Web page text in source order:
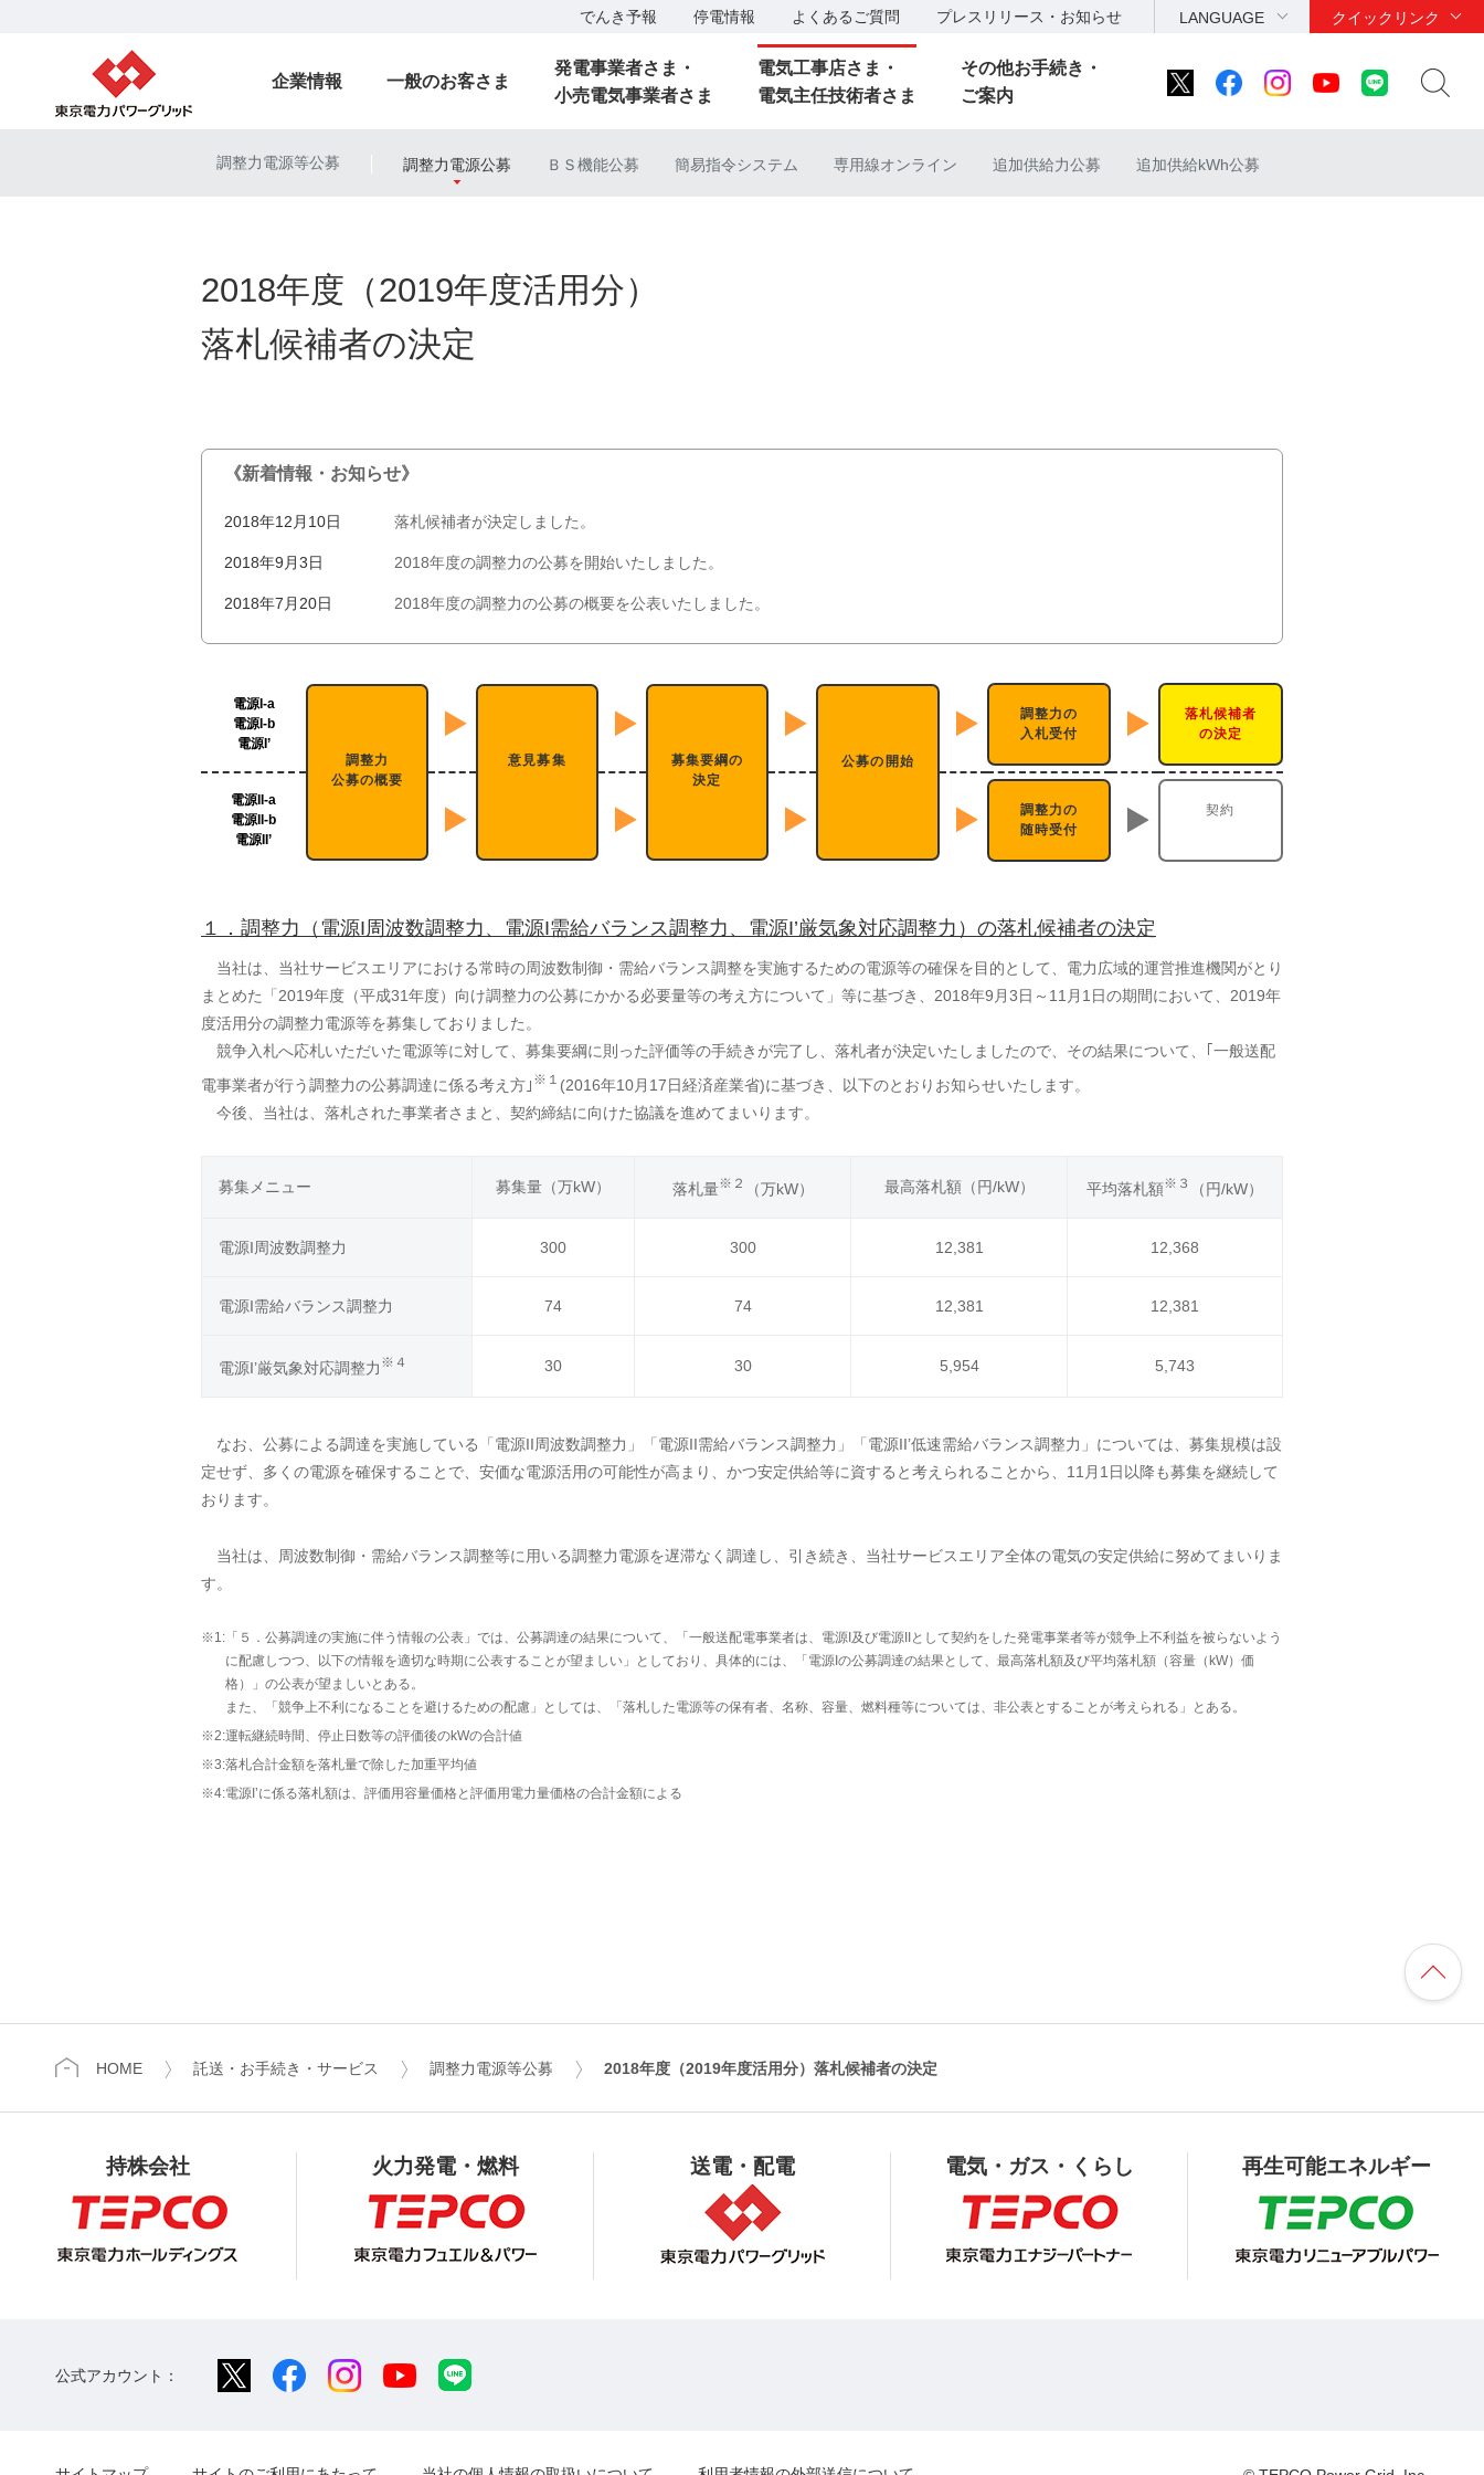
でんき予報 停電情報 よくあるご質問 プレスリリース・お知らせ LANGUAGE クイックリンク
企業情報 一般のお客さま
発電事業者さま・
小売電気事業者さま
電気工事店さま・
電気主任技術者さま
その他お手続き・
ご案内
調整力電源等公募 調整力電源公募 ＢＳ機能公募 簡易指令システム 専用線オンライン 追加供給力公募 追加供給kWh公募
2018年度（2019年度活用分）
落札候補者の決定
《新着情報・お知らせ》
2018年12月10日 落札候補者が決定しました。
2018年9月3日 2018年度の調整力の公募を開始いたしました。
2018年7月20日 2018年度の調整力の公募の概要を公表いたしました。
電源I-a
電源I-b
電源I’
調整力
公募の概要
意見募集
募集要綱の
決定
公募の開始
調整力の
入札受付
落札候補者
の決定
電源II-a
電源II-b
電源II’
調整力の
随時受付
契約
１．調整力（電源I周波数調整力、電源I需給バランス調整力、電源I’厳気象対応調整力）の落札候補者の決定
当社は、当社サービスエリアにおける常時の周波数制御・需給バランス調整を実施するための電源等の確保を目的として、電力広域的運営推進機関がとり
まとめた「2019年度（平成31年度）向け調整力の公募にかかる必要量等の考え方について」等に基づき、2018年9月3日～11月1日の期間において、2019年
度活用分の調整力電源等を募集しておりました。
競争入札へ応札いただいた電源等に対して、募集要綱に則った評価等の手続きが完了し、落札者が決定いたしましたので、その結果について、｢一般送配
電事業者が行う調整力の公募調達に係る考え方｣ ※１ (2016年10月17日経済産業省)に基づき、以下のとおりお知らせいたします。
今後、当社は、落札された事業者さまと、契約締結に向けた協議を進めてまいります。
募集メニュー 募集量（万kW） 落札量※２ （万kW） 最高落札額（円/kW） 平均落札額※３ （円/kW）
電源I周波数調整力 300 300 12,381 12,368
電源I需給バランス調整力 74 74 12,381 12,381
電源I’厳気象対応調整力 ※４ 30 30 5,954 5,743
なお、公募による調達を実施している「電源II周波数調整力」「電源II需給バランス調整力」「電源II’低速需給バランス調整力」については、募集規模は設
定せず、多くの電源を確保することで、安価な電源活用の可能性が高まり、かつ安定供給等に資すると考えられることから、11月1日以降も募集を継続して
おります。
当社は、周波数制御・需給バランス調整等に用いる調整力電源を遅滞なく調達し、引き続き、当社サービスエリア全体の電気の安定供給に努めてまいりま
す。
※1: 「５．公募調達の実施に伴う情報の公表」では、公募調達の結果について、「一般送配電事業者は、電源I及び電源IIとして契約をした発電事業者等が競争上不利益を被らないよう
に配慮しつつ、以下の情報を適切な時期に公表することが望ましい」としており、具体的には、「電源Iの公募調達の結果として、最高落札額及び平均落札額（容量（kW）価
格）」の公表が望ましいとある。
また、「競争上不利になることを避けるための配慮」としては、「落札した電源等の保有者、名称、容量、燃料種等については、非公表とすることが考えられる」とある。
※2:運転継続時間、停止日数等の評価後のkWの合計値
※3:落札合計金額を落札量で除した加重平均値
※4:電源I’に係る落札額は、評価用容量価格と評価用電力量価格の合計金額による
HOME 託送・お手続き・サービス 調整力電源等公募 2018年度（2019年度活用分） 落札候補者の決定
持株会社 火力発電・燃料 送電・配電 電気・ガス・くらし 再生可能エネルギー
公式アカウント：